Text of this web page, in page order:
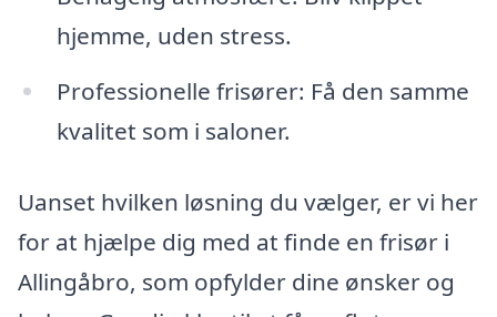
hjemme, uden stress.
Professionelle frisører: Få den samme
kvalitet som i saloner.
Uanset hvilken løsning du vælger, er vi her
for at hjælpe dig med at finde en frisør i
Allingåbro, som opfylder dine ønsker og